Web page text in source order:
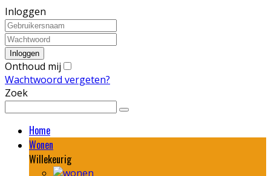
Inloggen
Onthoud mij
Wachtwoord vergeten?
Zoek
Home
Wonen
Willekeurig